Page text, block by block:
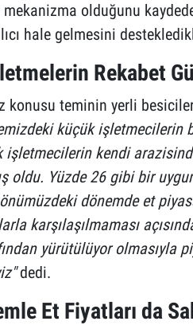
mekanizma olduğunu
hale gelmesini
Rekabet
konusu teminin yerli
küçük işletmecilerin
işletmecilerin kendi
oldu. Yüzde 26 gibi bir
dönemde et
karşılaşılmaması
yürütülüyor olmasıyla
dedi.
Et Fiyatları da